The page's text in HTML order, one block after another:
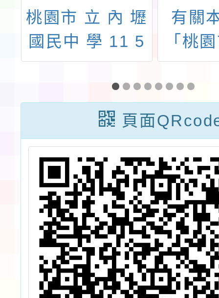
桃園市 立 內 壢
國民中 學 11 5
學年度體育班新
生 入學 暨 轉
班 轉 學 甄 選
簡章
有關
「桃
年度
充教
學活
活動
件一
宣導
頁面